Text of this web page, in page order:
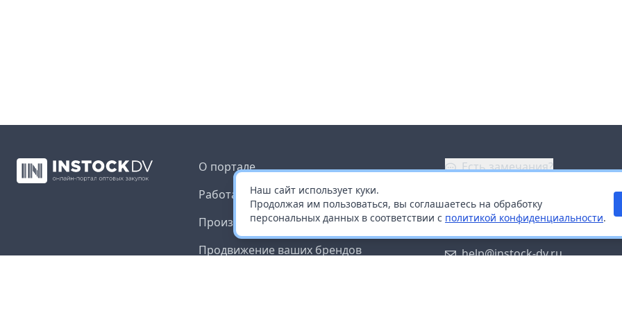
Наш сайт использует куки.
Продолжая им пользоваться, вы соглашаетесь на обработку
персональных данных в соответствии с политикой конфиденциальности.
О портале
Работа с платформой
Производителям и дистрибьюторам
Продвижение ваших брендов
Есть замечания?
Заказать звонок
help@instock-dv.ru